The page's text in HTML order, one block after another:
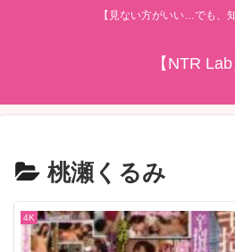
【見ない方がいい…でも、
【NTR Lab
桃瀬くるみ
4K